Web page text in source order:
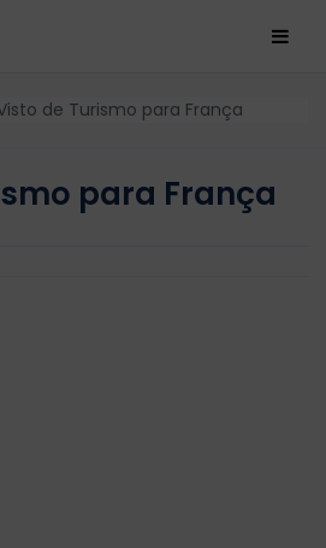
de Turismo para França
para França